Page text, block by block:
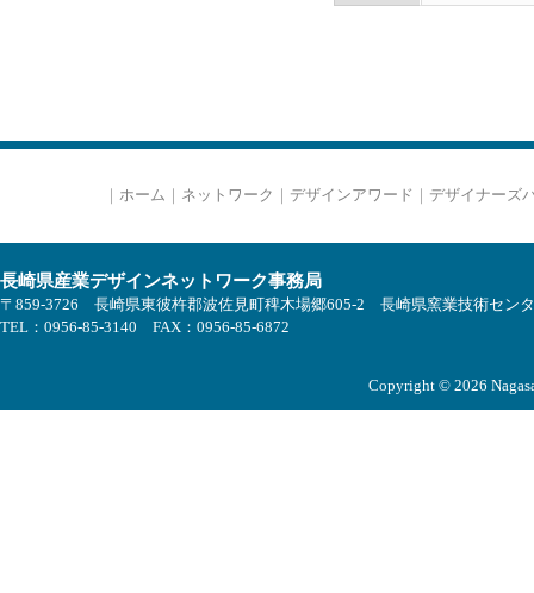
ホーム ネットワーク デザインアワード デザイナーズ
長崎県産業デザインネットワーク事務局
〒859-3726 長崎県東彼杵郡波佐見町稗木場郷605-2 長崎県窯業技術セン
TEL：0956-85-3140 FAX：0956-85-6872
Copyright © 2026